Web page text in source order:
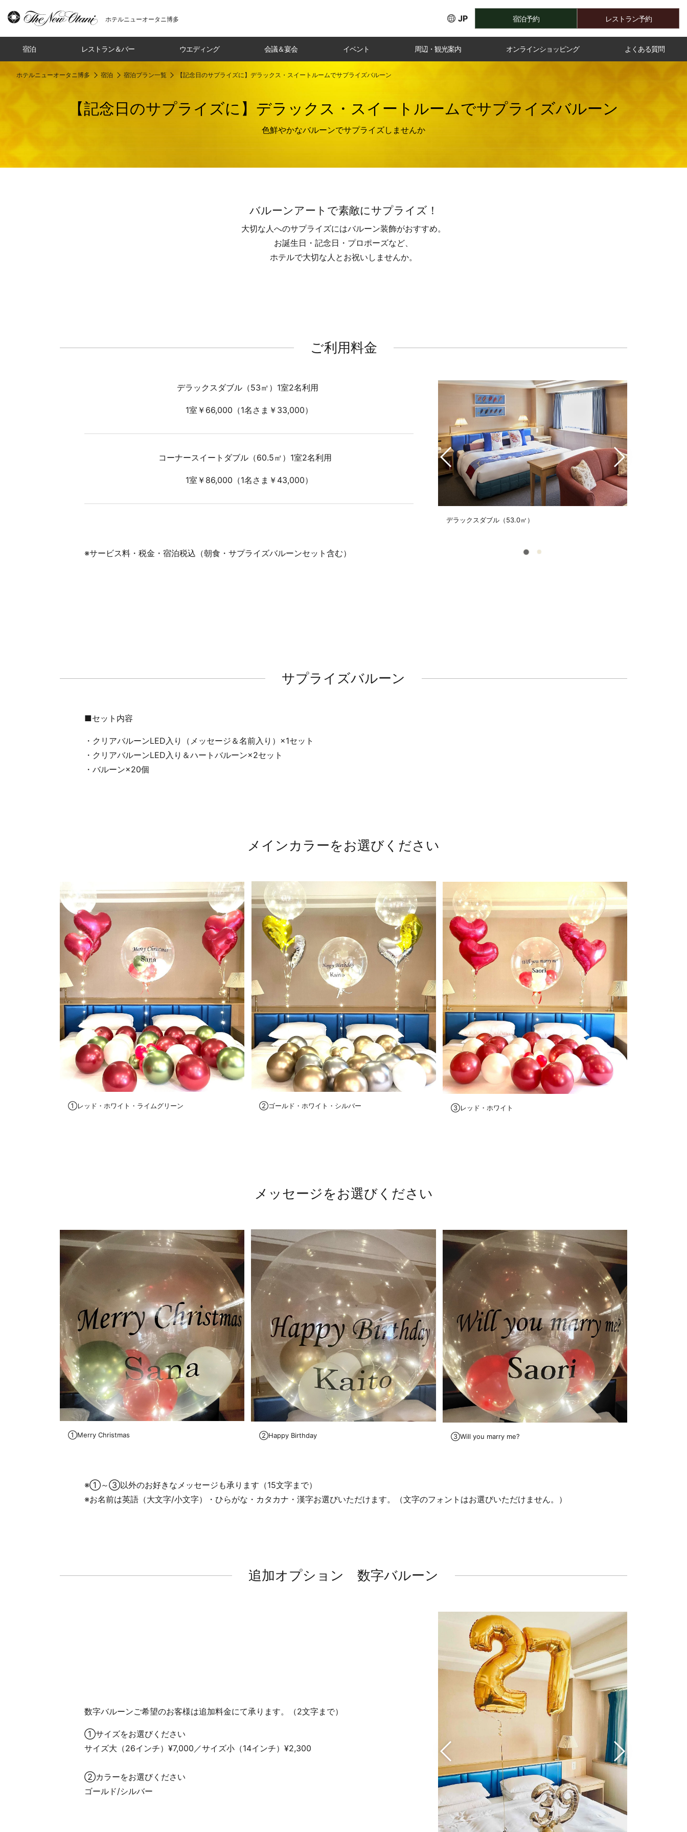
ホテルニューオータニ博多 JP 宿泊予約 レストラン予約
宿泊 レストラン＆バー ウエディング 会議＆宴会 イベント 周辺・観光案内 オンラインショッピング よくある質問
ホテルニューオータニ博多 宿泊 宿泊プラン一覧 【記念日のサプライズに】デラックス・スイートルームでサプライズバルーン
【記念日のサプライズに】 デラックス・スイートルームでサプライズバルーン
色鮮やかなバルーンでサプライズしませんか
バルーンアートで素敵にサプライズ！
大切な人へのサプライズにはバルーン装飾がおすすめ。
お誕生日・記念日・プロポーズなど、
ホテルで大切な人とお祝いしませんか。
ご利用料金
デラックスダブル（53.0㎡）
デラックスダブル（53㎡）1室2名利用
1室￥66,000（1名さま￥33,000）
コーナースイートダブル（60.5㎡）1室2名利用
1室￥86,000（1名さま￥43,000）
※サービス料・税金・宿泊税込（朝食・サプライズバルーンセット含む）
サプライズバルーン
■セット内容
・クリアバルーンLED入り（メッセージ＆名前入り）×1セット
・クリアバルーンLED入り＆ハートバルーン×2セット
・バルーン×20個
メインカラーをお選びください
①レッド・ホワイト・ライムグリーン ②ゴールド・ホワイト・シルバー ③レッド・ホワイト
メッセージをお選びください
①Merry Christmas ②Happy Birthday ③Will you marry me?
※①～③以外のお好きなメッセージも承ります（15文字まで）
※お名前は英語（大文字/小文字）・ひらがな・カタカナ・漢字お選びいただけます。（文字のフォントはお選びいただけません。）
追加オプション 数字バルーン
数字バルーンご希望のお客様は追加料金にて承ります。（2文字まで）
①サイズをお選びください
サイズ大（26インチ）¥7,000／サイズ小（14インチ）¥2,300
②カラーをお選びください
ゴールド/シルバー